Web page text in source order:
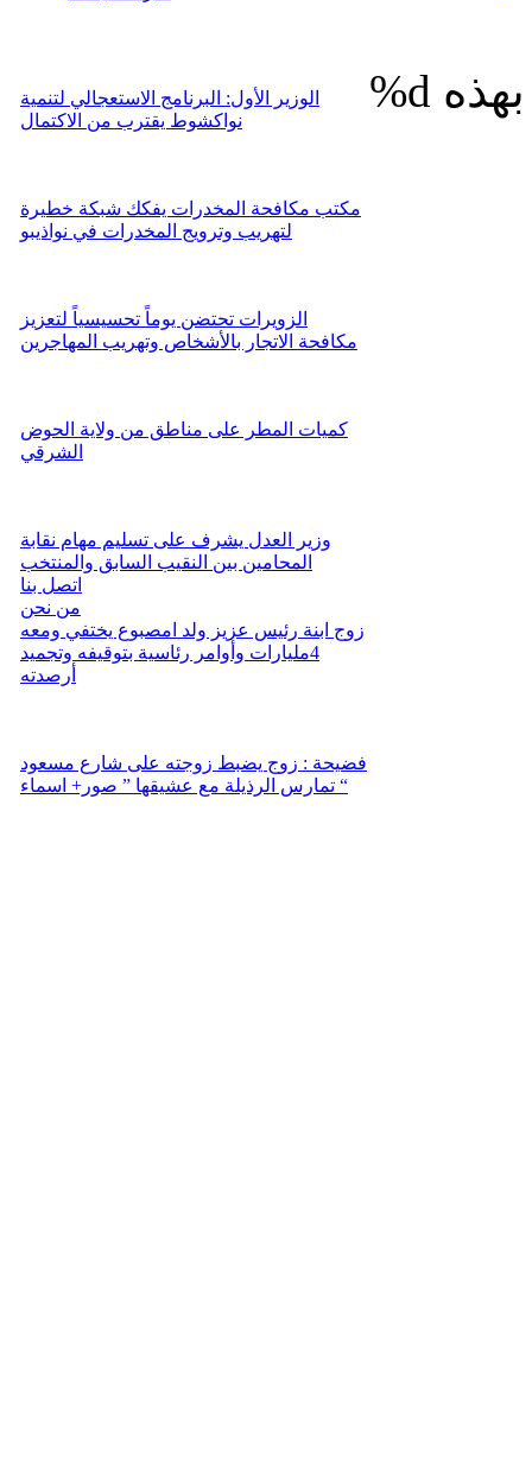
الوزير الأول: البرنامج الاستعجالي لتنمية
نواكشوط يقترب من الاكتمال
مكتب مكافحة المخدرات يفكك شبكة خطيرة
لتهريب وترويج المخدرات في نواذيبو
الزويرات تحتضن يوماً تحسيسياً لتعزيز
مكافحة الاتجار بالأشخاص وتهريب المهاجرين
كميات المطر على مناطق من ولاية الحوض
الشرقي
وزير العدل يشرف على تسليم مهام نقابة
المحامين بين النقيب السابق والمنتخب
اتصل بنا
من نحن
زوج ابنة رئيس عزيز ولد امصبوع يختفي ومعه
4مليارات وأوامر رئاسية بتوقيفه وتجميد
أرصدته
فضيحة : زوج يضبط زوجته على شارع مسعود
تمارس الرذيلة مع عشيقها ” صور+ اسماء “
%d